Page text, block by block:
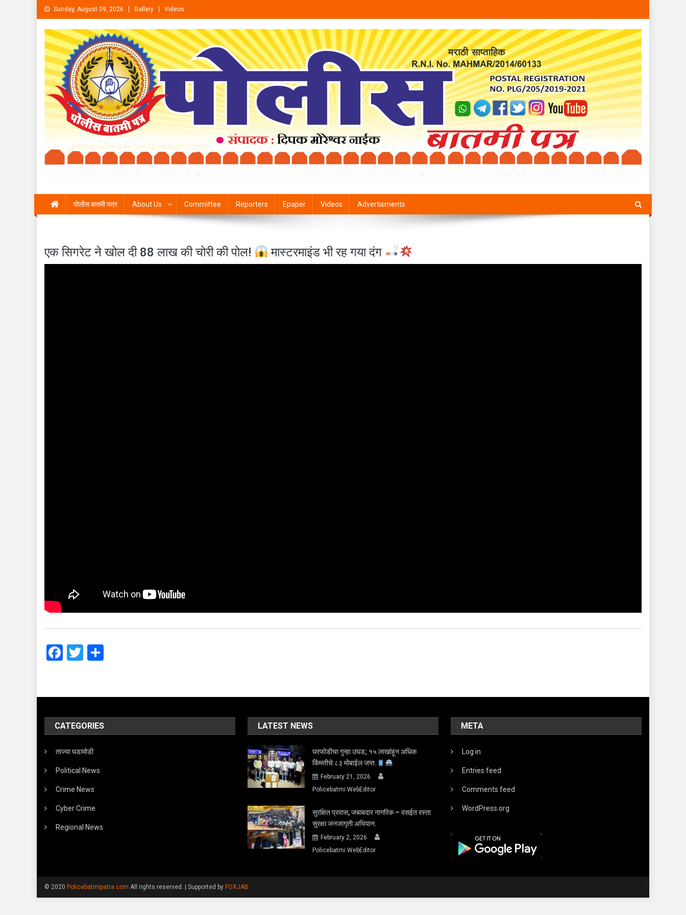
Skip to content
Sunday, August 09, 2026 Gallery Videos
पोलीस बातमी पत्र About Us Committee Reporters Epaper Videos Advertisments
एक सिगरेट ने खोल दी 88 लाख की चोरी की पोल! मास्टरमाइंड भी रह गया दंग
Facebook
Twitter
CATEGORIES
ताज्या घडामोडी
Political News
Crime News
Cyber Crime
Regional News
LATEST NEWS
घरफोडीचा गुन्हा उघड; १५ लाखांहून अधिक
किंमतीचे ८३ मोबाईल जप्त.
February 21, 2026
Policebatmi WebEditor
सुरक्षित प्रवास, जबाबदार नागरिक – वसईत रस्ता
सुरक्षा जनजागृती अभियान.
February 2, 2026
Policebatmi WebEditor
META
Log in
Entries feed
Comments feed
WordPress.org
© 2020 Policebatmipatra.com All rights reserved. Supported by FOXJAB